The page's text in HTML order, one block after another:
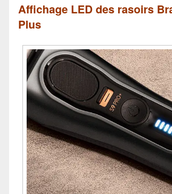
Affichage LED des rasoirs
Plus